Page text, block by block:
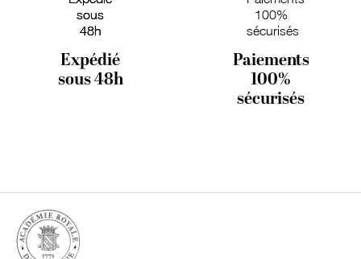
Expédié
sous 48h
Paiements
100%
sécurisés